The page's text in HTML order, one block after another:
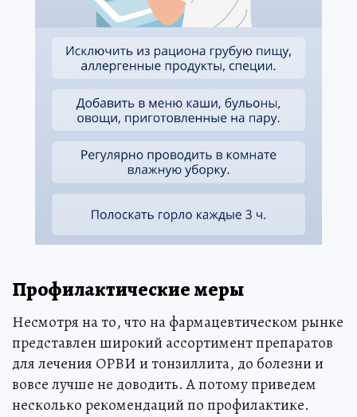
Профилактические меры
Несмотря на то, что на фармацевтическом рынке
представлен широкий ассортимент препаратов
для лечения ОРВИ и тонзиллита, до болезни и
вовсе лучше не доводить. А потому приведем
несколько рекомендаций по профилактике.